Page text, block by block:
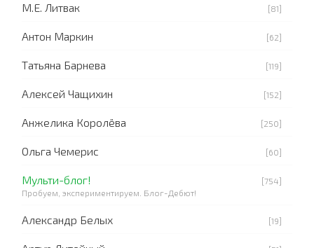
М.Е. Литвак [81]
Антон Маркин [62]
Татьяна Барнева [119]
Алексей Чащихин [152]
Анжелика Королёва [250]
Ольга Чемерис [60]
Мульти-блог!
[754]
Пробуем, экспериментируем. Блог-Дебют!
Александр Белых [19]